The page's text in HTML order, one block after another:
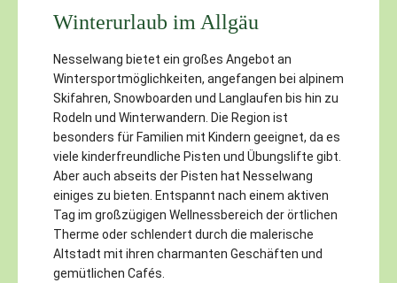
Winterurlaub im Allgäu
Nesselwang bietet ein großes Angebot an
Wintersportmöglichkeiten, angefangen bei alpinem
Skifahren, Snowboarden und Langlaufen bis hin zu
Rodeln und Winterwandern. Die Region ist
besonders für Familien mit Kindern geeignet, da es
viele kinderfreundliche Pisten und Übungslifte gibt.
Aber auch abseits der Pisten hat Nesselwang
einiges zu bieten. Entspannt nach einem aktiven
Tag im großzügigen Wellnessbereich der örtlichen
Therme oder schlendert durch die malerische
Altstadt mit ihren charmanten Geschäften und
gemütlichen Cafés.